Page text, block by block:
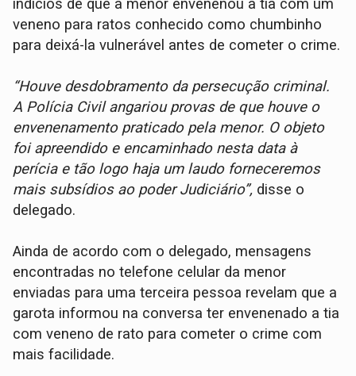
indícios de que a menor envenenou a tia com um
veneno para ratos conhecido como chumbinho
para deixá-la vulnerável antes de cometer o crime.
“Houve desdobramento da persecução criminal.
A Polícia Civil angariou provas de que houve o
envenenamento praticado pela menor. O objeto
foi apreendido e encaminhado nesta data à
perícia e tão logo haja um laudo forneceremos
mais subsídios ao poder Judiciário”, disse o
delegado.
Ainda de acordo com o delegado, mensagens
encontradas no telefone celular da menor
enviadas para uma terceira pessoa revelam que a
garota informou na conversa ter envenenado a tia
com veneno de rato para cometer o crime com
mais facilidade.